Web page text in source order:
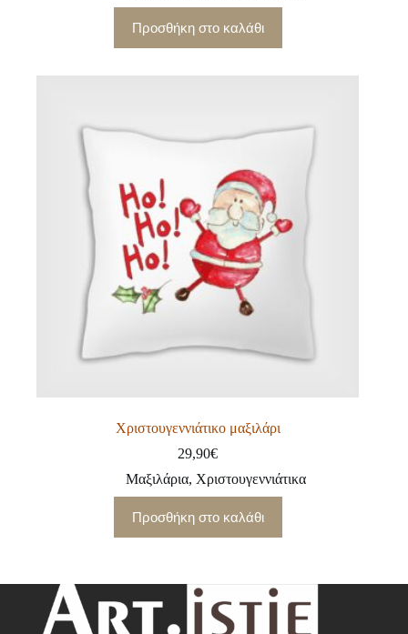
Προσθήκη στο καλάθι
Χριστουγεννιάτικο μαξιλάρι
29,90€
Μαξιλάρια,Χριστουγεννιάτικα
Προσθήκη στο καλάθι